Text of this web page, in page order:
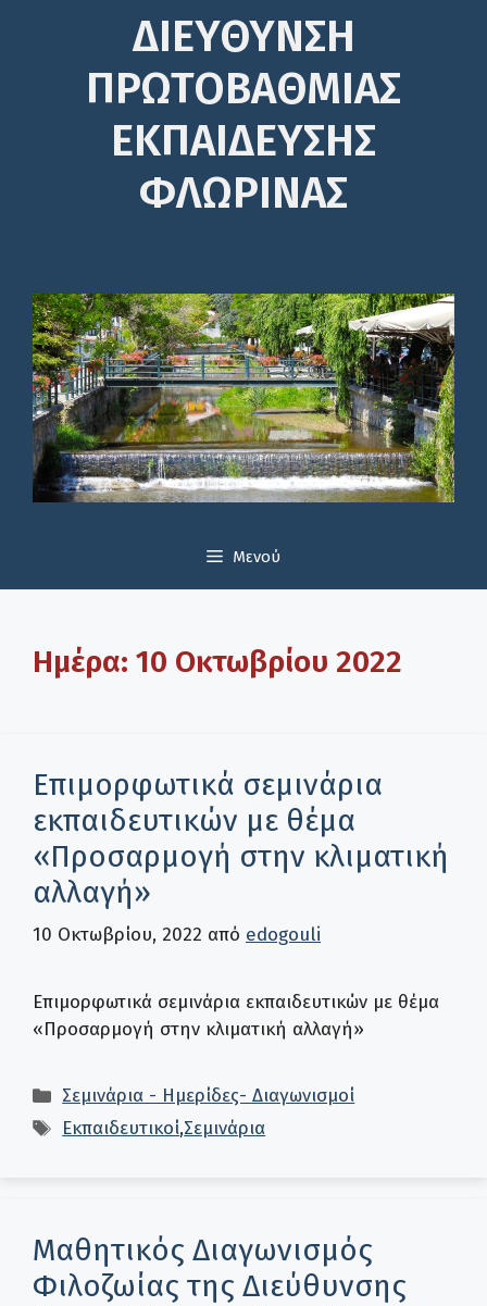
ΔΙΕΎΘΥΝΣΗ
ΠΡΩΤΟΒΆΘΜΙΑΣ
ΕΚΠΑΊΔΕΥΣΗΣ
ΦΛΩΡΙΝΑΣ
Μενού
Ημέρα: 10 Οκτωβρίου 2022
Επιμορφωτικά σεμινάρια
εκπαιδευτικών με θέμα
«Προσαρμογή στην κλιματική
αλλαγή»
10 Οκτωβρίου, 2022 από edogouli
Επιμορφωτικά σεμινάρια εκπαιδευτικών με θέμα
«Προσαρμογή στην κλιματική αλλαγή»
Κατηγορίες
Σεμινάρια - Ημερίδες- Διαγωνισμοί
Ετικέτες
Εκπαιδευτικοί,Σεμινάρια
Μαθητικός Διαγωνισμός
Φιλοζωίας της Διεύθυνσης